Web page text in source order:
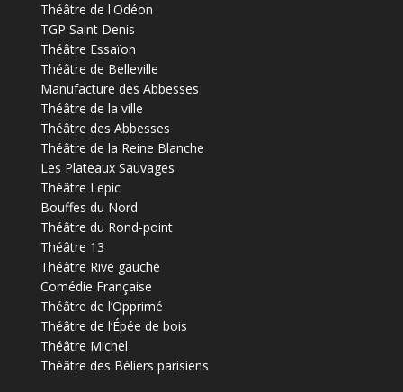
Théâtre de l'Odéon
TGP Saint Denis
Théâtre Essaïon
Théâtre de Belleville
Manufacture des Abbesses
Théâtre de la ville
Théâtre des Abbesses
Théâtre de la Reine Blanche
Les Plateaux Sauvages
Théâtre Lepic
Bouffes du Nord
Théâtre du Rond-point
Théâtre 13
Théâtre Rive gauche
Comédie Française
Théâtre de l’Opprimé
Théâtre de l’Épée de bois
Théâtre Michel
Théâtre des Béliers parisiens